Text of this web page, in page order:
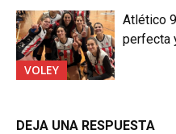
VOLEY
Atlético
perfecta
DEJA UNA RESPUESTA